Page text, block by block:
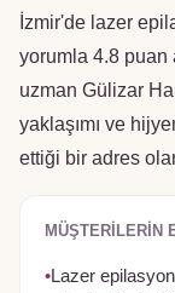
İzmir'de lazer
yorumla 4.8 puan
uzman Gülizar
yaklaşımı ve
ettiği bir adres
MÜŞTERILERIN
•Lazer